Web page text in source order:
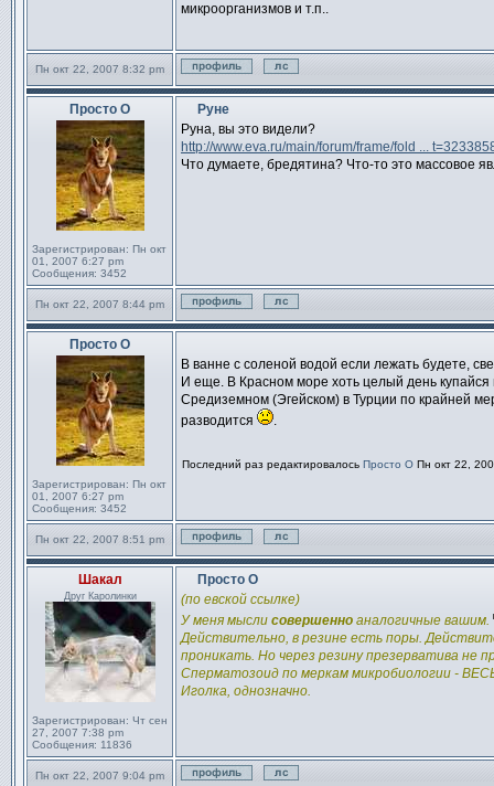
микроорганизмов и т.п..
Пн окт 22, 2007 8:32 pm
Профиль
Отправить личное
Просто О
Зарегистрирован: Пн окт
01, 2007 6:27 pm
Сообщения: 3452
Руне
Руна, вы это видели?
http://www.eva.ru/main/forum/frame/fold ...
Что думаете, бредятина? Что-то это массовое
Пн окт 22, 2007 8:44 pm
Профиль
Отправить личное
Просто О
Зарегистрирован: Пн окт
01, 2007 6:27 pm
Сообщения: 3452
В ванне с соленой водой если лежать будете,
И еще. В Красном море хоть целый день купайся
Средиземном (Эгейском) в Турции по крайней
разводится
.
Последний раз редактировалось Просто О Пн окт 22,
Пн окт 22, 2007 8:51 pm
Профиль
Отправить личное
Шакал
Друг Каролинки
Зарегистрирован: Чт сен
27, 2007 7:38 pm
Сообщения: 11836
Сообщение
Просто О
(по евской ссылке)
У меня мысли совершенно аналогичные вашим.
Действительно, в резине есть поры.
проникать. Но через резину презерватива не
Сперматозоид по меркам микробиологии -
Иголка, однозначно.
Пн окт 22, 2007 9:04 pm